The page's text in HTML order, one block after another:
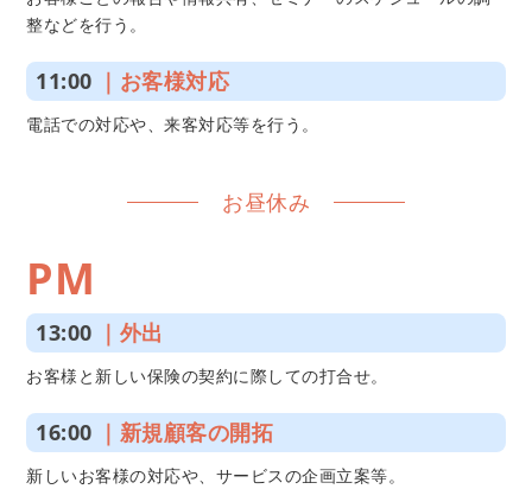
整などを行う。
11:00 ｜お客様対応
電話での対応や、来客対応等を行う。
お昼休み
PM
13:00 ｜外出
お客様と新しい保険の契約に際しての打合せ。
16:00 ｜新規顧客の開拓
新しいお客様の対応や、サービスの企画立案等。